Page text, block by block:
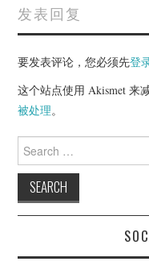
发表回复
要发表评论，您必须先登
这个站点使用 Akismet 来
被处理。
Search
for: